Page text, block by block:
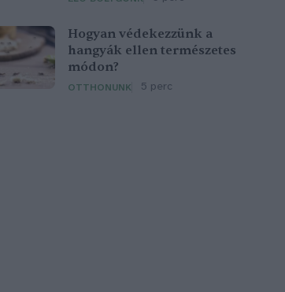
Hogyan védekezzünk a
hangyák ellen természetes
módon?
OTTHONUNK 5 perc